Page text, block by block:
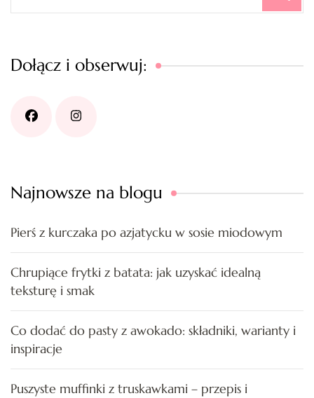
Dołącz i obserwuj:
Najnowsze na blogu
Pierś z kurczaka po azjatycku w sosie miodowym
Chrupiące frytki z batata: jak uzyskać idealną
teksturę i smak
Co dodać do pasty z awokado: składniki, warianty i
inspiracje
Puszyste muffinki z truskawkami – przepis i